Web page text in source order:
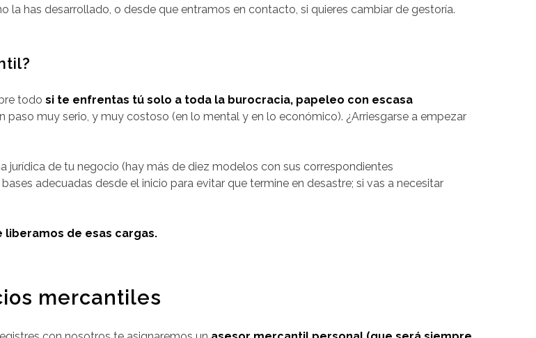
la has desarrollado, o desde que entramos en contacto, si quieres cambiar de gestoría.
todo si te enfrentas tú solo a toda la burocracia, papeleo con escasa
paso muy serio, y muy costoso (en lo mental y en lo económico). ¿Arriesgarse a empezar
jurídica de tu negocio (hay más de diez modelos con sus correspondientes
adecuadas desde el inicio para evitar que termine en desastre; si vas a necesitar
liberamos de esas cargas.
mercantiles